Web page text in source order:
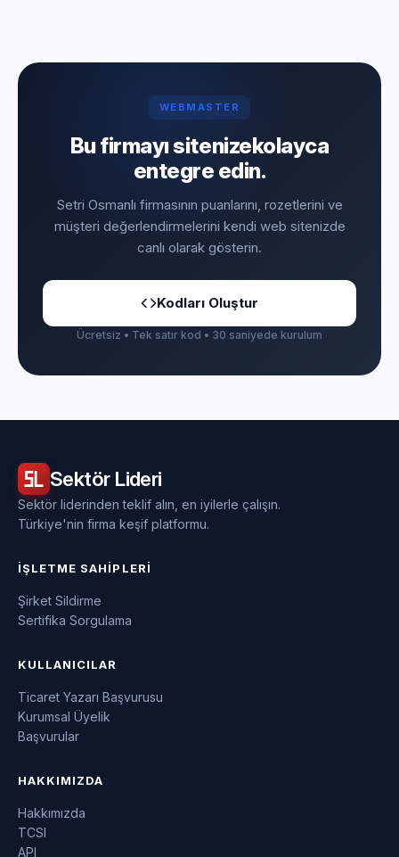
WEBMASTER
Bu firmayı sitenizekolayca
entegre edin.
Setri Osmanlı firmasının puanlarını, rozetlerini ve
müşteri değerlendirmelerini kendi web sitenizde
canlı olarak gösterin.
Kodları Oluştur
Ücretsiz • Tek satır kod • 30 saniyede kurulum
Sektör Lideri
Sektör liderinden teklif alın, en iyilerle çalışın.
Türkiye'nin firma keşif platformu.
İŞLETME SAHIPLERI
Şirket Sildirme
Sertifika Sorgulama
KULLANICILAR
Ticaret Yazarı Başvurusu
Kurumsal Üyelik
Başvurular
HAKKIMIZDA
Hakkımızda
TCSI
API